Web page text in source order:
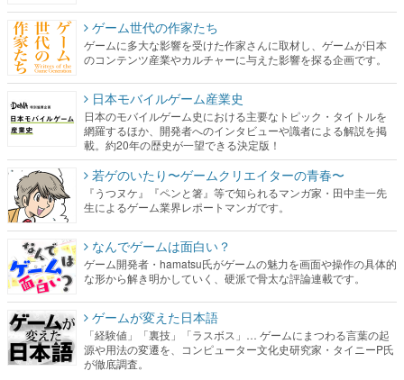
ゲーム世代の作家たち
ゲームに多大な影響を受けた作家さんに取材し、ゲームが日本
のコンテンツ産業やカルチャーに与えた影響を探る企画です。
日本モバイルゲーム産業史
日本のモバイルゲーム史における主要なトピック・タイトルを
網羅するほか、開発者へのインタビューや識者による解説を掲
載。約20年の歴史が一望できる決定版！
若ゲのいたり〜ゲームクリエイターの青春〜
『うつヌケ』『ペンと箸』等で知られるマンガ家・田中圭一先
生によるゲーム業界レポートマンガです。
なんでゲームは面白い？
ゲーム開発者・hamatsu氏がゲームの魅力を画面や操作の具体的
な形から解き明かしていく、硬派で骨太な評論連載です。
ゲームが変えた日本語
「経験値」「裏技」「ラスボス」… ゲームにまつわる言葉の起
源や用法の変遷を、コンピューター文化史研究家・タイニーP氏
が徹底調査。